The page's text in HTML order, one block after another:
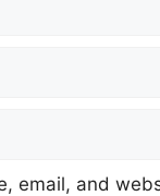
email, and